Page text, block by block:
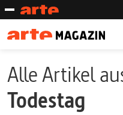
Alle Artikel
Todestag